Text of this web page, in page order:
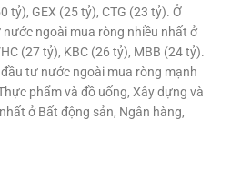
tỷ), GEX (25 tỷ), CTG (23 tỷ). Ở
ngoài mua ròng nhiều nhất ở
(27 tỷ), KBC (26 tỷ), MBB (24 tỷ).
tư nước ngoài mua ròng mạnh
phẩm và đồ uống, Xây dựng và
ở Bất động sản, Ngân hàng,